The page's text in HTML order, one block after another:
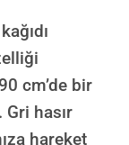
cm’de bir
Gri hasır
hareket